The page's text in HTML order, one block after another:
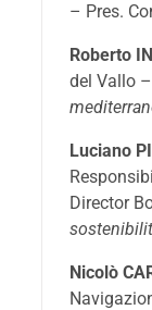
– Pres.
Roberto
del Vallo –
Luciano
Director
Nicolò